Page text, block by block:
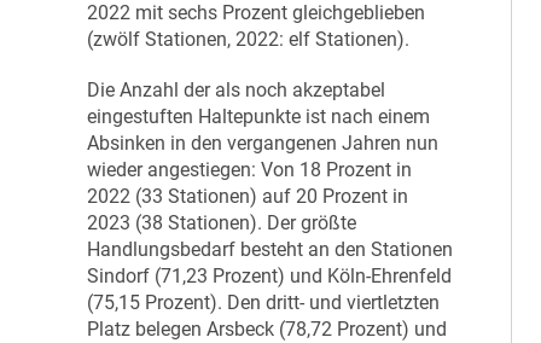
2022 mit sechs Prozent gleichgeblieben
(zwölf Stationen, 2022: elf Stationen).
Die Anzahl der als noch akzeptabel
eingestuften Haltepunkte ist nach einem
Absinken in den vergangenen Jahren nun
wieder angestiegen: Von 18 Prozent in
2022 (33 Stationen) auf 20 Prozent in
2023 (38 Stationen). Der größte
Handlungsbedarf besteht an den Stationen
Sindorf (71,23 Prozent) und Köln-Ehrenfeld
(75,15 Prozent). Den dritt- und viertletzten
Platz belegen Arsbeck (78,72 Prozent) und